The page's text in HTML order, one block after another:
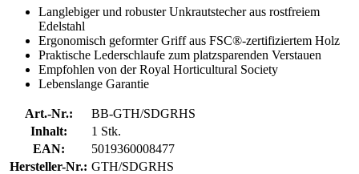
Langlebiger und robuster Unkrautstecher aus rostfreiem
Edelstahl
Ergonomisch geformter Griff aus FSC®-zertifiziertem Holz
Praktische Lederschlaufe zum platzsparenden Verstauen
Empfohlen von der Royal Horticultural Society
Lebenslange Garantie
Art.-Nr.:
BB-GTH/SDGRHS
Inhalt:
1 Stk.
EAN:
5019360008477
Hersteller-Nr.: GTH/SDGRHS